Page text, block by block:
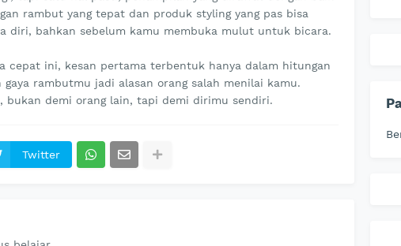
rambut yang tepat dan produk styling yang pas bisa
diri, bahkan sebelum kamu membuka mulut untuk bicara.
cepat ini, kesan pertama terbentuk hanya dalam hitungan
rambutmu jadi alasan orang salah menilai kamu.
bukan demi orang lain, tapi demi dirimu sendiri.
Twitter